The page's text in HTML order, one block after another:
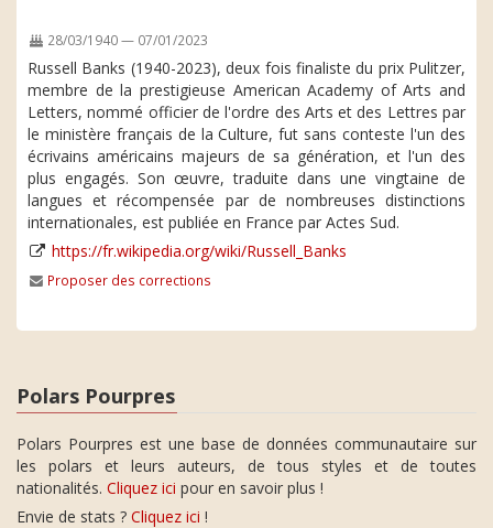
28/03/1940 — 07/01/2023
Russell Banks (1940-2023), deux fois finaliste du prix Pulitzer,
membre de la prestigieuse American Academy of Arts and
Letters, nommé officier de l'ordre des Arts et des Lettres par
le ministère français de la Culture, fut sans conteste l'un des
écrivains américains majeurs de sa génération, et l'un des
plus engagés. Son œuvre, traduite dans une vingtaine de
langues et récompensée par de nombreuses distinctions
internationales, est publiée en France par Actes Sud.
https://fr.wikipedia.org/wiki/Russell_Banks
Proposer des corrections
Polars Pourpres
Polars Pourpres est une base de données communautaire sur
les polars et leurs auteurs, de tous styles et de toutes
nationalités. Cliquez ici pour en savoir plus !
Envie de stats ? Cliquez ici !